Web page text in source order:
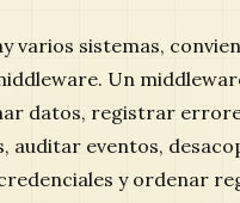
varios sistemas,
Un
datos, registrar
auditar eventos,
y ordenar